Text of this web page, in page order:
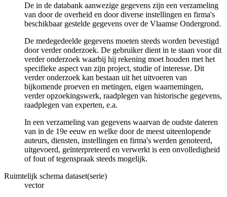
De in de databank aanwezige gegevens zijn een verzameling
van door de overheid en door diverse instellingen en firma's
beschikbaar gestelde gegevens over de Vlaamse Ondergrond.
De medegedeelde gegevens moeten steeds worden bevestigd
door verder onderzoek. De gebruiker dient in te staan voor dit
verder onderzoek waarbij hij rekening moet houden met het
specifieke aspect van zijn project, studie of interesse. Dit
verder onderzoek kan bestaan uit het uitvoeren van
bijkomende proeven en metingen, eigen waarnemingen,
verder opzoekingswerk, raadplegen van historische gegevens,
raadplegen van experten, e.a.
In een verzameling van gegevens waarvan de oudste dateren
van in de 19e eeuw en welke door de meest uiteenlopende
auteurs, diensten, instellingen en firma's werden genoteerd,
uitgevoerd, geïnterpreteerd en verwerkt is een onvolledigheid
of fout of tegenspraak steeds mogelijk.
Ruimtelijk schema dataset(serie)
vector